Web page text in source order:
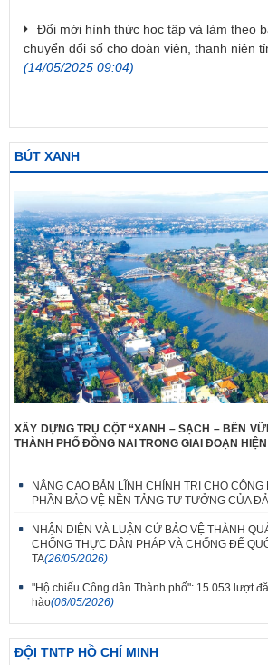
Đổi mới hình thức học tập và làm theo
chuyển đổi số cho đoàn viên, thanh niên
(14/05/2025 09:04)
BÚT XANH
XÂY DỰNG TRỤ CỘT “XANH – SẠCH – BỀN
THÀNH PHỐ ĐỒNG NAI TRONG GIAI ĐOẠN
NÂNG CAO BẢN LĨNH CHÍNH TRỊ CHO
PHẦN BẢO VỆ NỀN TẢNG TƯ TƯỞNG CỦA
NHẬN DIỆN VÀ LUẬN CỨ BẢO VỆ THÀNH
CHỐNG THỰC DÂN PHÁP VÀ CHỐNG ĐẾ
TA(26/05/2026)
"Hộ chiếu Công dân Thành phố": 15.053 lượt
hào(06/05/2026)
ĐỘI TNTP HỒ CHÍ MINH